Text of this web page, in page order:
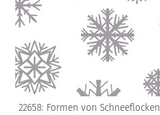
22658: Formen von Schneeflocken